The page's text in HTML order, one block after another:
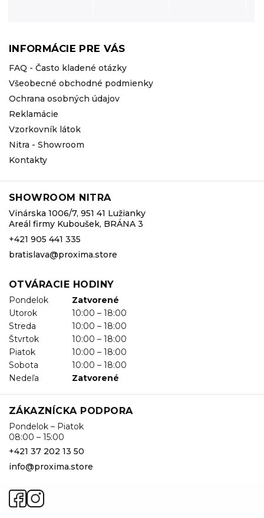
INFORMÁCIE PRE VÁS
FAQ - Často kladené otázky
Všeobecné obchodné podmienky
Ochrana osobných údajov
Reklamácie
Vzorkovník látok
Nitra - Showroom
Kontakty
SHOWROOM NITRA
Vinárska 1006/7, 951 41 Lužianky
Areál firmy Kuboušek, BRÁNA 3
+421 905 441 335
bratislava@proxima.store
OTVÁRACIE HODINY
Pondelok
Zatvorené
Utorok
10:00 – 18:00
Streda
10:00 – 18:00
Štvrtok
10:00 – 18:00
Piatok
10:00 – 18:00
Sobota
10:00 – 18:00
Nedeľa
Zatvorené
ZÁKAZNÍCKA PODPORA
Pondelok – Piatok
08:00 – 15:00
+421 37 202 13 50
info@proxima.store